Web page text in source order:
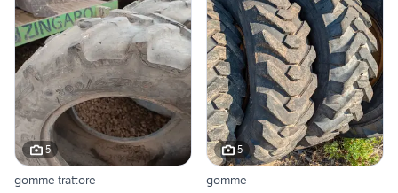
5
gomme trattore
5
gomme